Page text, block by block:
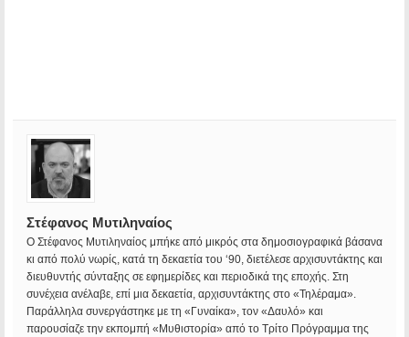
Στέφανος Μυτιληναίος
Ο Στέφανος Μυτιληναίος μπήκε από μικρός στα δημοσιογραφικά βάσανα
κι από πολύ νωρίς, κατά τη δεκαετία του ‘90, διετέλεσε αρχισυντάκτης και
διευθυντής σύνταξης σε εφημερίδες και περιοδικά της εποχής. Στη
συνέχεια ανέλαβε, επί μια δεκαετία, αρχισυντάκτης στο «Τηλέραμα».
Παράλληλα συνεργάστηκε με τη «Γυναίκα», τον «Δαυλό» και
παρουσίαζε την εκπομπή «Μυθιστορία» από το Τρίτο Πρόγραμμα της